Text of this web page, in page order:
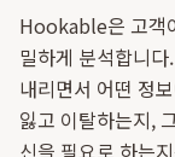
Hookable은 고객
밀하게 분석합니
내리면서 어떤 정
잃고 이탈하는지,
신을 필요로 하는